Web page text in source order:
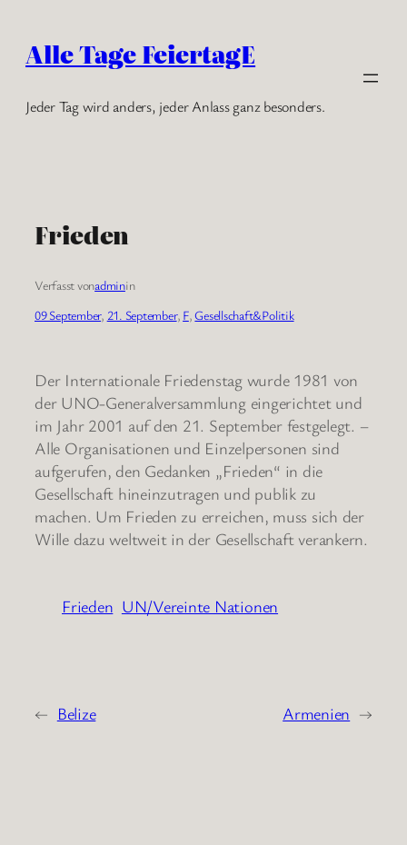
Inhalt
springen
Alle Tage FeiertagE
Jeder Tag wird anders, jeder Anlass ganz besonders.
Frieden
Verfasst vonadminin
09 September, 21. September, F, Gesellschaft&Politik
Der Internationale Friedenstag wurde 1981 von
der UNO-Generalversammlung eingerichtet und
im Jahr 2001 auf den 21. September festgelegt. –
Alle Organisationen und Einzelpersonen sind
aufgerufen, den Gedanken „Frieden“ in die
Gesellschaft hineinzutragen und publik zu
machen. Um Frieden zu erreichen, muss sich der
Wille dazu weltweit in der Gesellschaft verankern.
Frieden UN/Vereinte Nationen
← Belize Armenien →